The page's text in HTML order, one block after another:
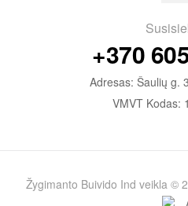
+370
Adresas: Šaulių g.
VMVT Kodas:
Žygimanto Buivido Ind veikla ©